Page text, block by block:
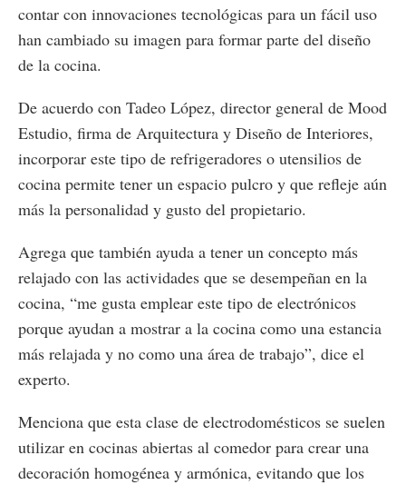
contar con innovaciones tecnológicas para un fácil uso
han cambiado su imagen para formar parte del diseño
de la cocina.
De acuerdo con Tadeo López, director general de Mood
Estudio, firma de Arquitectura y Diseño de Interiores,
incorporar este tipo de refrigeradores o utensilios de
cocina permite tener un espacio pulcro y que refleje aún
más la personalidad y gusto del propietario.
Agrega que también ayuda a tener un concepto más
relajado con las actividades que se desempeñan en la
cocina, “me gusta emplear este tipo de electrónicos
porque ayudan a mostrar a la cocina como una estancia
más relajada y no como una área de trabajo”, dice el
experto.
Menciona que esta clase de electrodomésticos se suelen
utilizar en cocinas abiertas al comedor para crear una
decoración homogénea y armónica, evitando que los